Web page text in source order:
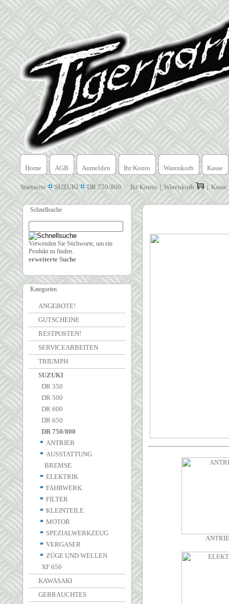
Home AGB Anmelden Ihr Konto Warenkorb Kasse
Startseite SUZUKI DR 750/800 Ihr Konto Warenkorb |Kasse
Schnellsuche
Verwenden Sie Stichworte, um ein
Produkt zu finden.
erweiterte Suche
Kategorien
ANGEBOTE!
GUTSCHEINE
RESTPOSTEN!
SERVICEARBEITEN
TRIUMPH
SUZUKI
DR 350
DR 500
DR 600
DR 650
DR 750/800
ANTRIEB
AUSSTATTUNG
BREMSE
ELEKTRIK
FAHRWERK
FILTER
KLEINTEILE
MOTOR
SPEZIALWERKZEUG
VERGASER
ZÜGE UND WELLEN
XF 650
KAWASAKI
GEBRAUCHTES